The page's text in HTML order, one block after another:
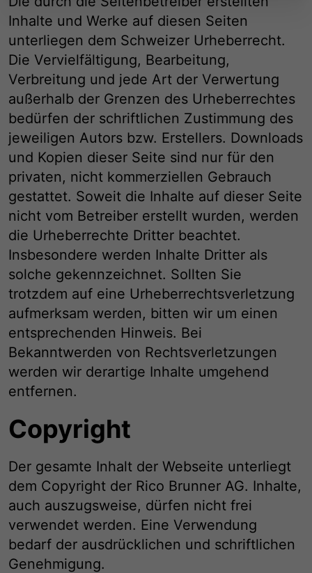
Inhalte und Werke auf diesen Seiten
unterliegen dem Schweizer Urheberrecht.
Die Vervielfältigung, Bearbeitung,
Verbreitung und jede Art der Verwertung
außerhalb der Grenzen des Urheberrechtes
bedürfen der schriftlichen Zustimmung des
jeweiligen Autors bzw. Erstellers. Downloads
und Kopien dieser Seite sind nur für den
privaten, nicht kommerziellen Gebrauch
gestattet. Soweit die Inhalte auf dieser Seite
nicht vom Betreiber erstellt wurden, werden
die Urheberrechte Dritter beachtet.
Insbesondere werden Inhalte Dritter als
solche gekennzeichnet. Sollten Sie
trotzdem auf eine Urheberrechtsverletzung
aufmerksam werden, bitten wir um einen
entsprechenden Hinweis. Bei
Bekanntwerden von Rechtsverletzungen
werden wir derartige Inhalte umgehend
entfernen.
Copyright
Der gesamte Inhalt der Webseite unterliegt
dem Copyright der Rico Brunner AG. Inhalte,
auch auszugsweise, dürfen nicht frei
verwendet werden. Eine Verwendung
bedarf der ausdrücklichen und schriftlichen
Genehmigung.